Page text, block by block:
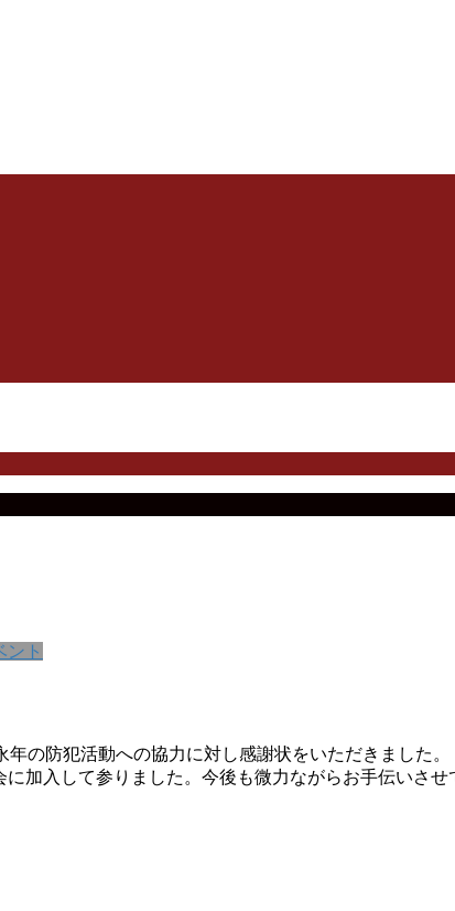
ント
の防犯活動への協力に対し感謝状をいただきました。
加入して参りました。今後も微力ながらお手伝いさ